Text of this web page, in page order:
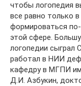
чтобы логопедия
все равно только
формироваться
этой сфере.
логопедии сыграл
работал в НИИ
кафедру в МГПИ
Д.И. Азбукин,